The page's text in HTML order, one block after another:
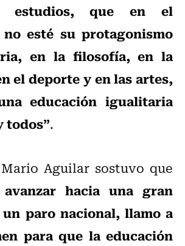
estudios, que en el
esté su protagonismo
en la filosofía, en la
el deporte y en las artes,
educación igualitaria
todos”.
Aguilar sostuvo que
avanzar hacia una gran
paro nacional, llamo a
para que la educación